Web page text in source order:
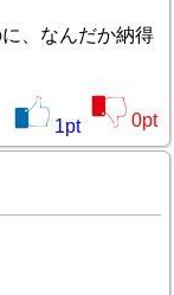
、なんだか納得
1pt 0pt